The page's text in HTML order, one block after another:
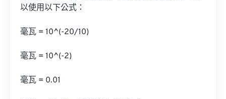
以使用以下公式：
毫瓦 = 10^(-20/10)
毫瓦 = 10^(-2)
毫瓦 = 0.01